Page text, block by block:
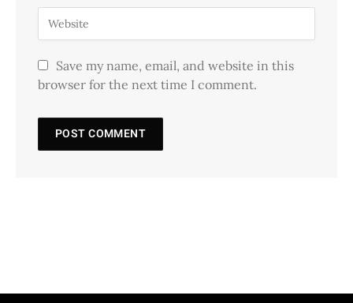
Save my name, email, and website in this
browser for the next time I comment.